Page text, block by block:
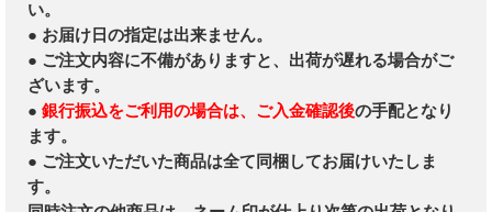
い。
● お届け日の指定は出来ません。
● ご注文内容に不備がありますと、出荷が遅れる場合がご
ざいます。
● 銀行振込をご利用の場合は、ご入金確認後の手配となり
ます。
● ご注文いただいた商品は全て同梱してお届けいたしま
す。